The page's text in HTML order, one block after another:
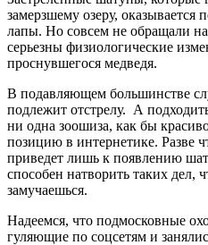
замерзшему озеру, оказывается
лапы. Но совсем не обращали
серьезны физиологические
проснувшегося медведя.
В подавляющем большинстве
подлежит отстрелу. А
ни одна зоошиза, как бы
позицию в интернетике. Разве
приведет лишь к появлению
способен натворить таких дел,
замучаешься.
Надеемся, что подмосковные
гуляющие по соцсетям и